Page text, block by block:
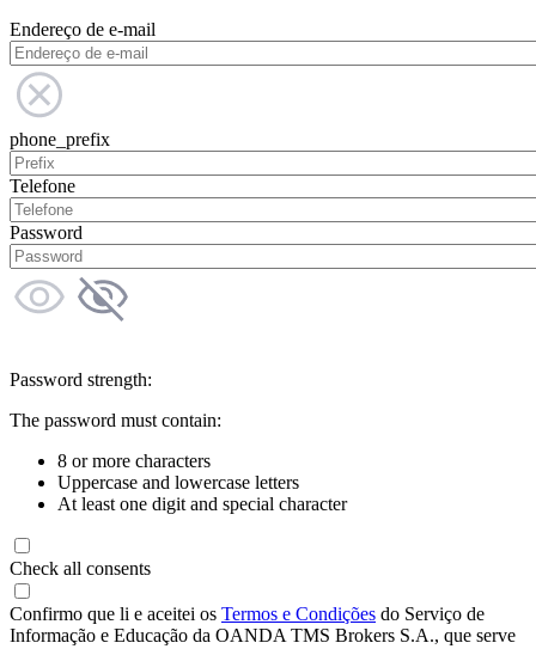
Endereço de e-mail
phone_prefix
Telefone
Password
Password strength:
The password must contain:
8 or more characters
Uppercase and lowercase letters
At least one digit and special character
Check all consents
Confirmo que li e aceitei os Termos e Condições do Serviço de
Informação e Educação da OANDA TMS Brokers S.A., que serve